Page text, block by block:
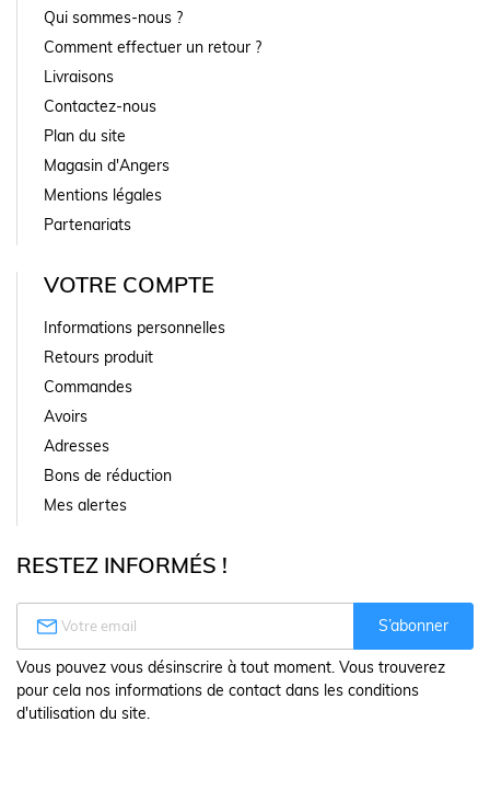
Qui sommes-nous ?
Comment effectuer un retour ?
Livraisons
Contactez-nous
Plan du site
Magasin d'Angers
Mentions légales
Partenariats
VOTRE COMPTE
Informations personnelles
Retours produit
Commandes
Avoirs
Adresses
Bons de réduction
Mes alertes
RESTEZ INFORMÉS !
 S’abonner
Vous pouvez vous désinscrire à tout moment. Vous trouverez
pour cela nos informations de contact dans les conditions
d'utilisation du site.